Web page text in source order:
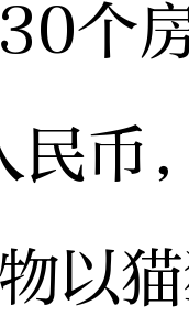
个
币
以